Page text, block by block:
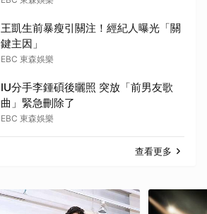
王凱生前暴瘦引關注！經紀人曝光「關
鍵主因」
EBC 東森娛樂
IU分手李鍾碩後曬照 突放「前男友歌
曲」緊急刪除了
EBC 東森娛樂
查看更多